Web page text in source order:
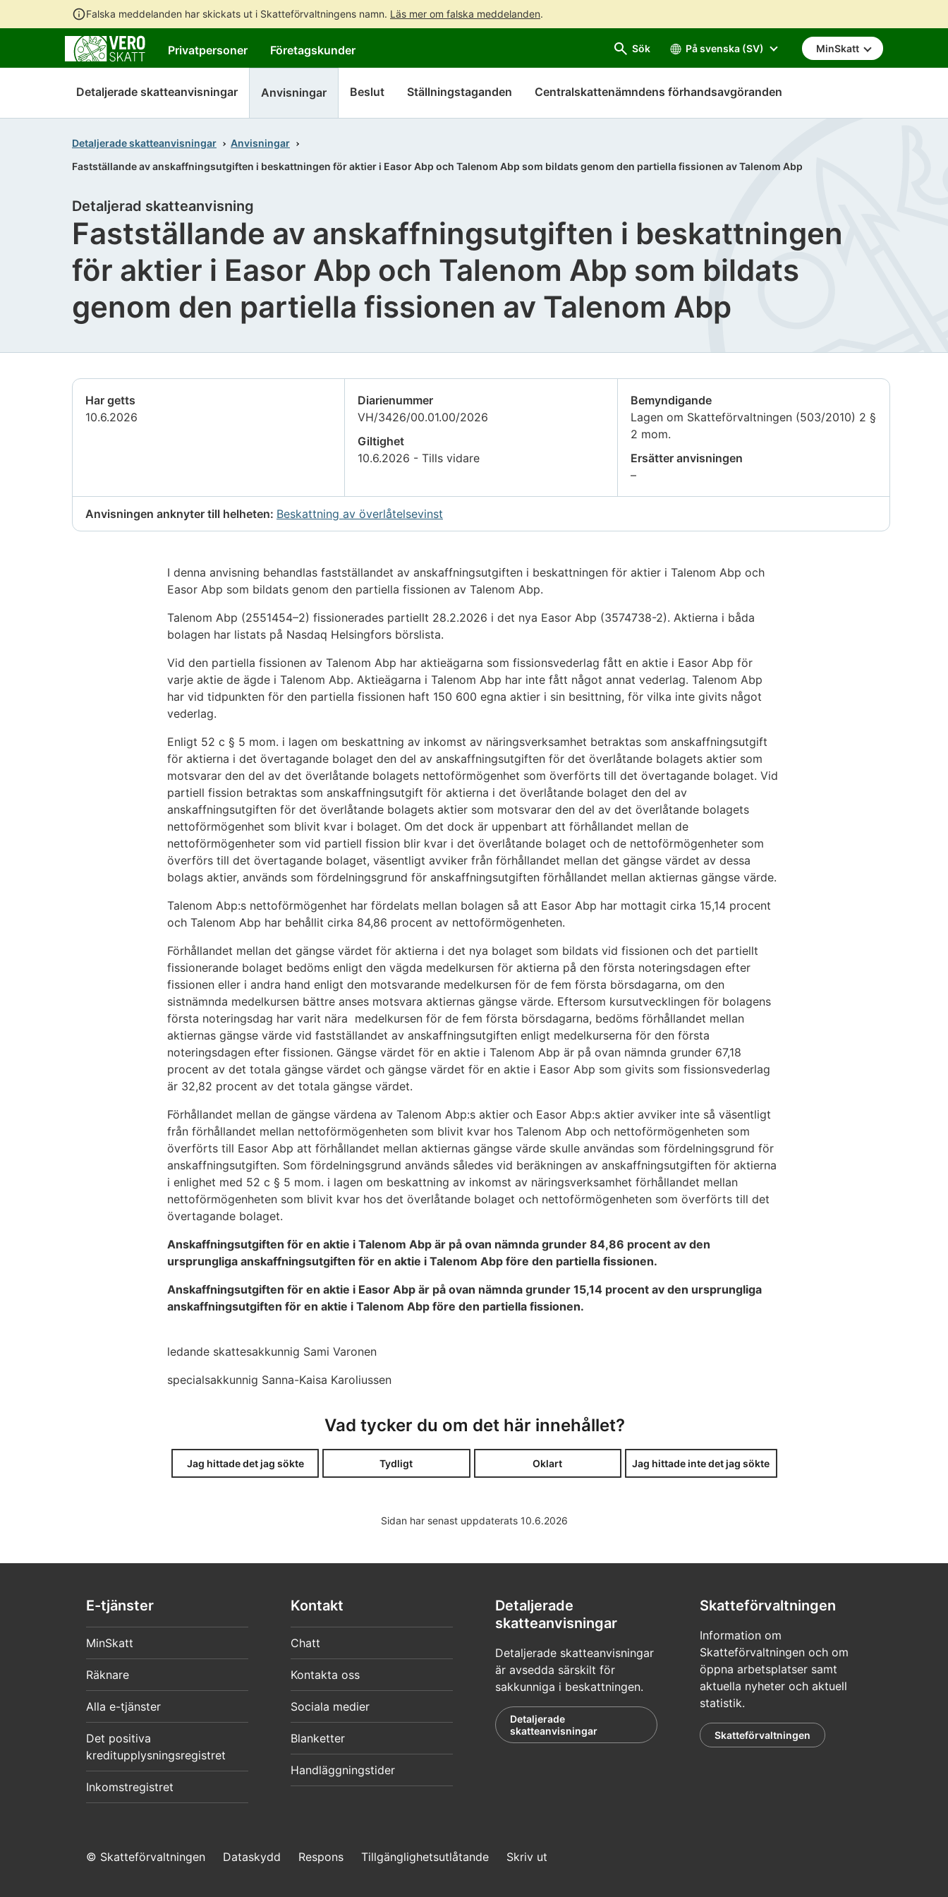
Falska meddelanden har skickats ut i Skatteförvaltningens namn. Läs mer om falska meddelanden.
till
innehållet
hela
webbplatsens
Privatpersoner Företagskunder Sök På svenska (SV) MinSkatt
Detaljerade skatteanvisningar Anvisningar Beslut Ställningstaganden Centralskattenämndens förhandsavgöranden
Detaljerade skatteanvisningar
Anvisningar
Fastställande av anskaffningsutgiften i beskattningen för aktier i Easor Abp och Talenom Abp som bildats genom den partiella fissionen av Talenom Abp
Fastställande av anskaffningsutgiften i beskattningen
för aktier i Easor Abp och Talenom Abp som bildats
genom den partiella fissionen av Talenom Abp
Detaljerad skatteanvisning
Har getts
10.6.2026
Diarienummer
VH/3426/00.01.00/2026
Giltighet
10.6.2026 - Tills vidare
Bemyndigande
Lagen om Skatteförvaltningen (503/2010) 2 §
2 mom.
Ersätter anvisningen
–Uppgiften
Anvisningen anknyter till helheten: Beskattning av överlåtelsevinst
I denna anvisning behandlas fastställandet av anskaffningsutgiften i beskattningen för aktier i Talenom Abp och
Easor Abp som bildats genom den partiella fissionen av Talenom Abp.
Talenom Abp (2551454–2) fissionerades partiellt 28.2.2026 i det nya Easor Abp (3574738-2). Aktierna i båda
bolagen har listats på Nasdaq Helsingfors börslista.
Vid den partiella fissionen av Talenom Abp har aktieägarna som fissionsvederlag fått en aktie i Easor Abp för
varje aktie de ägde i Talenom Abp. Aktieägarna i Talenom Abp har inte fått något annat vederlag. Talenom Abp
har vid tidpunkten för den partiella fissionen haft 150 600 egna aktier i sin besittning, för vilka inte givits något
vederlag.
Enligt 52 c § 5 mom. i lagen om beskattning av inkomst av näringsverksamhet betraktas som anskaffningsutgift
för aktierna i det övertagande bolaget den del av anskaffningsutgiften för det överlåtande bolagets aktier som
motsvarar den del av det överlåtande bolagets nettoförmögenhet som överförts till det övertagande bolaget. Vid
partiell fission betraktas som anskaffningsutgift för aktierna i det överlåtande bolaget den del av
anskaffningsutgiften för det överlåtande bolagets aktier som motsvarar den del av det överlåtande bolagets
nettoförmögenhet som blivit kvar i bolaget. Om det dock är uppenbart att förhållandet mellan de
nettoförmögenheter som vid partiell fission blir kvar i det överlåtande bolaget och de nettoförmögenheter som
överförs till det övertagande bolaget, väsentligt avviker från förhållandet mellan det gängse värdet av dessa
bolags aktier, används som fördelningsgrund för anskaffningsutgiften förhållandet mellan aktiernas gängse värde.
Talenom Abp:s nettoförmögenhet har fördelats mellan bolagen så att Easor Abp har mottagit cirka 15,14 procent
och Talenom Abp har behållit cirka 84,86 procent av nettoförmögenheten.
Förhållandet mellan det gängse värdet för aktierna i det nya bolaget som bildats vid fissionen och det partiellt
fissionerande bolaget bedöms enligt den vägda medelkursen för aktierna på den första noteringsdagen efter
fissionen eller i andra hand enligt den motsvarande medelkursen för de fem första börsdagarna, om den
sistnämnda medelkursen bättre anses motsvara aktiernas gängse värde. Eftersom kursutvecklingen för bolagens
första noteringsdag har varit nära medelkursen för de fem första börsdagarna, bedöms förhållandet mellan
aktiernas gängse värde vid fastställandet av anskaffningsutgiften enligt medelkurserna för den första
noteringsdagen efter fissionen. Gängse värdet för en aktie i Talenom Abp är på ovan nämnda grunder 67,18
procent av det totala gängse värdet och gängse värdet för en aktie i Easor Abp som givits som fissionsvederlag
är 32,82 procent av det totala gängse värdet.
Förhållandet mellan de gängse värdena av Talenom Abp:s aktier och Easor Abp:s aktier avviker inte så väsentligt
från förhållandet mellan nettoförmögenheten som blivit kvar hos Talenom Abp och nettoförmögenheten som
överförts till Easor Abp att förhållandet mellan aktiernas gängse värde skulle användas som fördelningsgrund för
anskaffningsutgiften. Som fördelningsgrund används således vid beräkningen av anskaffningsutgiften för aktierna
i enlighet med 52 c § 5 mom. i lagen om beskattning av inkomst av näringsverksamhet förhållandet mellan
nettoförmögenheten som blivit kvar hos det överlåtande bolaget och nettoförmögenheten som överförts till det
övertagande bolaget.
Anskaffningsutgiften för en aktie i Talenom Abp är på ovan nämnda grunder 84,86 procent av den
ursprungliga anskaffningsutgiften för en aktie i Talenom Abp före den partiella fissionen.
Anskaffningsutgiften för en aktie i Easor Abp är på ovan nämnda grunder 15,14 procent av den ursprungliga
anskaffningsutgiften för en aktie i Talenom Abp före den partiella fissionen.
ledande skattesakkunnig Sami Varonen
specialsakkunnig Sanna-Kaisa Karoliussen
Vad tycker du om det här innehållet?
Jag hittade det jag sökte Tydligt Oklart Jag hittade inte det jag sökte
Sidan har senast uppdaterats 10.6.2026
E-tjänster
MinSkatt
Räknare
Alla e-tjänster
Det positiva
kreditupplysningsregistret
Inkomstregistret
Kontakt
Chatt
Kontakta oss
Sociala medier
Blanketter
Handläggningstider
Detaljerade
skatteanvisningar
Detaljerade skatteanvisningar
är avsedda särskilt för
sakkunniga i beskattningen.
Detaljerade
skatteanvisningar
Skatteförvaltningen
Information om
Skatteförvaltningen och om
öppna arbetsplatser samt
aktuella nyheter och aktuell
statistik.
Skatteförvaltningen
© Skatteförvaltningen Dataskydd Respons Tillgänglighetsutlåtande Skriv ut